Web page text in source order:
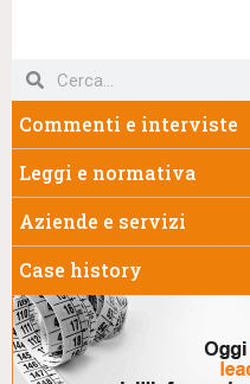
Commenti e interviste
Leggi e normativa
Aziende e servizi
Case history